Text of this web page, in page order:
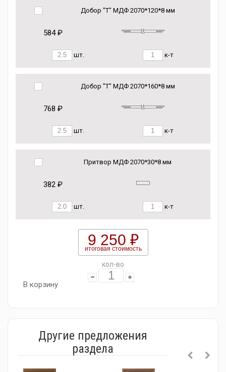
Добор "Т" МДФ 2070*120*8 мм
584 ₽
шт. к-т
Добор "Т" МДФ 2070*160*8 мм
768 ₽
шт. к-т
Притвор МДФ 2070*30*8 мм
382 ₽
шт. к-т
9 250 ₽
итоговая стоимость
кол-во
В корзину
Другие предложения
раздела